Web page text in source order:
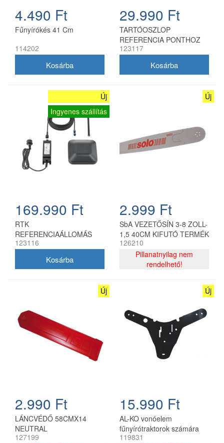
4.490 Ft
Fűnyírókés 41 Cm
114202
29.990 Ft
TARTÓOSZLOP
REFERENCIA PONTHOZ
123117
Új
Ingyenes szállítás
169.990 Ft
RTK
REFERENCIAÁLLOMÁS
123116
Új
2.999 Ft
SbA VEZETŐSÍN 3-8 ZOLL-
1,5 40CM KIFUTÓ TERMÉK
126210
Pillanatnyilag nem
rendelhető!
Új
2.990 Ft
LÁNCVÉDŐ 58CMX14
NEUTRAL
127199
Új
15.990 Ft
AL-KO vonóelem
fűnyírótraktorok számára
119831